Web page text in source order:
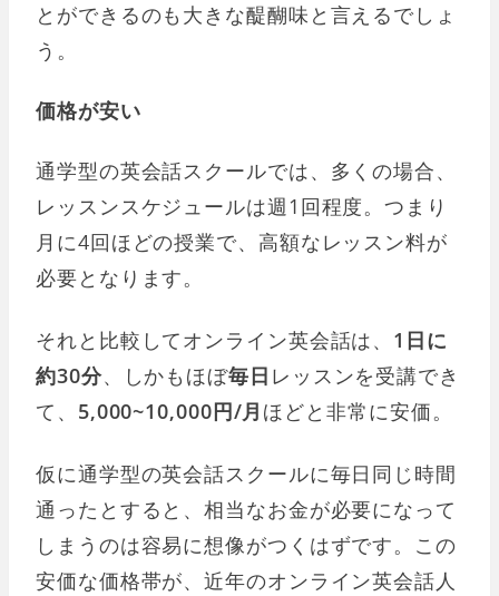
とができるのも大きな醍醐味と言えるでしょ
う。
価格が安い
通学型の英会話スクールでは、多くの場合、
レッスンスケジュールは週1回程度。つまり
月に4回ほどの授業で、高額なレッスン料が
必要となります。
それと比較してオンライン英会話は、 1日に
約30分、しかもほぼ毎日 レッスンを受講でき
て、 5,000~10,000円/月 ほどと非常に安価。
仮に通学型の英会話スクールに毎日同じ時間
通ったとすると、相当なお金が必要になって
しまうのは容易に想像がつくはずです。この
安価な価格帯が、近年のオンライン英会話人